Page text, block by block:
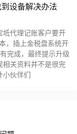
设备解决办法
坻代理记账客户要开
，插上金税盘系统开
完成，最终提示升级
相关资料并不是很完
小伙伴们